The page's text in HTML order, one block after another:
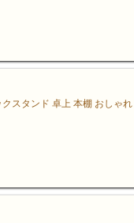
スタンド 卓上 本棚 おしゃ